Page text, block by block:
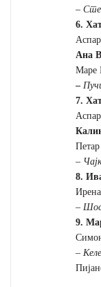
–
6.
Ана
Маре
–
7.
–
8.
–
9.
–